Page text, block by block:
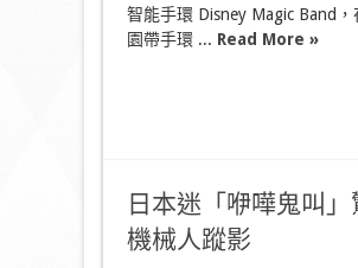
智能手環 Disney Magic Band，
園帶手環 ... Read More »
日本迷「咿嘩鬼叫」
機械人蹤影